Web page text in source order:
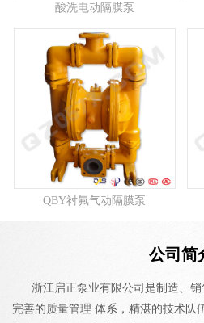
酸洗电动隔膜泵
QBY衬氟气动隔膜泵
公司简
浙江启正泵业有限公司是制造、销
完善的质量管理 体系，精湛的技术队